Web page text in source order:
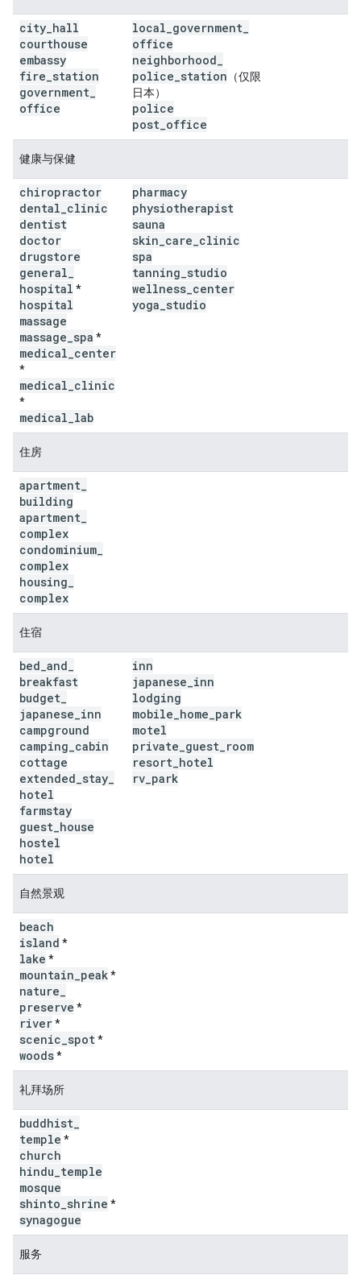
city hall
courthouse
embassy
fire station
government
office
local government
office
neighborhood
police station （仅限
日本）
police
post office
健康与保健
chiropractor
dental clinic
dentist
doctor
drugstore
general
hospital *
hospital
massage
massage spa *
medical center
*
medical clinic
*
medical lab
pharmacy
physiotherapist
sauna
skin care clinic
spa
tanning studio
wellness center
yoga studio
住房
apartment
building
apartment
complex
condominium
complex
housing
complex
住宿
bed and
breakfast
budget
japanese inn
campground
camping cabin
cottage
extended stay
hotel
farmstay
guest house
hostel
hotel
inn
japanese inn
lodging
mobile home park
motel
private guest room
resort hotel
rv park
自然景观
beach
island *
lake *
mountain peak*
nature
preserve *
river*
scenic spot*
woods*
礼拜场所
buddhist
temple *
church
hindu temple
mosque
shinto shrine *
synagogue
服务